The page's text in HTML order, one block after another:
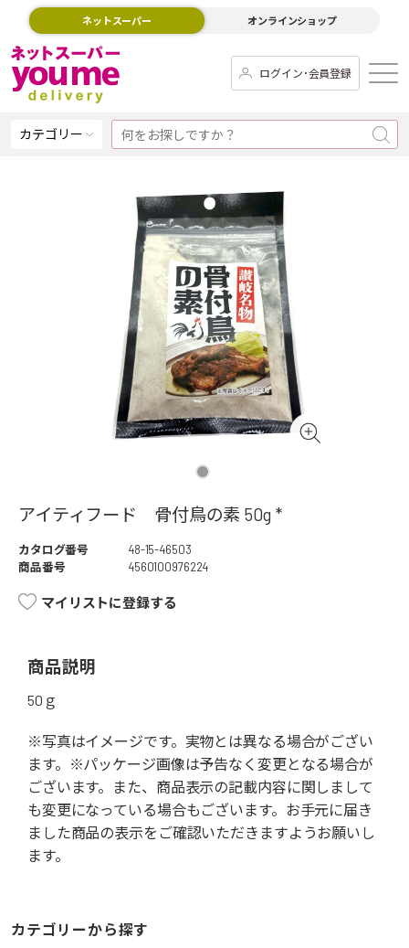
ネットスーパー オンラインショップ
ログイン･会員登録
カテゴリー
アイティフード 骨付鳥の素 50g *
カタログ番号
48-15-46503
商品番号
4560100976224
マイリストに登録する
商品説明
50ｇ
※写真はイメージです。実物とは異なる場合がござい
ます。※パッケージ画像は予告なく変更となる場合が
ございます。また、商品表示の記載内容に関しまして
も変更になっている場合もございます。お手元に届き
ました商品の表示をご確認いただきますようお願いし
ます。
カテゴリーから探す